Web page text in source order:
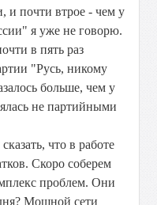
и почти втрое - чем у
я уже не говорю.
в пять раз
"Русь, никому
больше, чем у
не партийными
что в работе
Скоро соберем
проблем. Они
Мощной сети